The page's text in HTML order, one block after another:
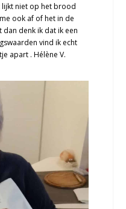
lijkt niet op het brood
ook af of het in de
denk ik dat ik een
vind ik echt
apart . Hélène V.